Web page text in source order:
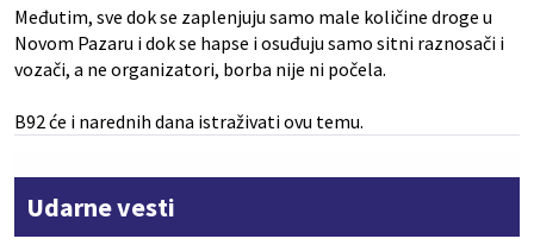
Međutim, sve dok se zaplenjuju samo male količine droge u
Novom Pazaru i dok se hapse i osuđuju samo sitni raznosači i
vozači, a ne organizatori, borba nije ni počela.
B92 će i narednih dana istraživati ovu temu.
Udarne vesti